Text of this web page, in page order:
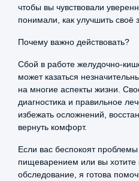
чтобы вы чувствовали
понимали, как улучшить своё
Почему важно действовать?
Сбой в работе желудочно-
может казаться
на многие аспекты жизни.
диагностика и правильное
избежать осложнений,
вернуть комфорт.
Если вас беспокоят проблемы
пищеварением или вы хотите
обследование, я готова
Ходила к Гульшат
Минниахметовой с
не только назначила
лечение, но и дала
питанию. Через месяц
не осталось и следа